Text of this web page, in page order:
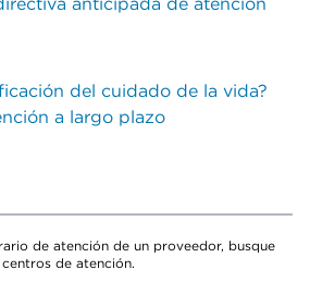
del cuidado de la vida?
a largo plazo
de atención de un proveedor, busque
de atención.